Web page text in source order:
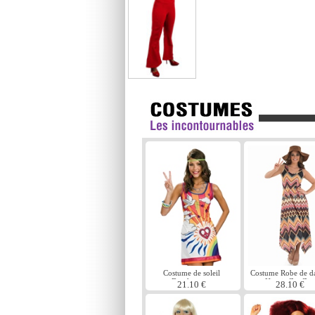
Costume de soleil
Daydreamer
21.10 €
Costume Robe de
Hippie Zig Zag
28.10 €